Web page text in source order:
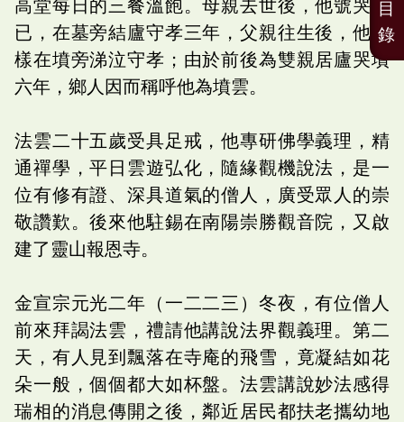
高堂每日的三餐溫飽。母親去世後，他號哭不
已，在墓旁結廬守孝三年，父親往生後，他同
樣在墳旁涕泣守孝；由於前後為雙親居廬哭墳
六年，鄉人因而稱呼他為墳雲。
法雲二十五歲受具足戒，他專研佛學義理，精
通禪學，平日雲遊弘化，隨緣觀機說法，是一
位有修有證、深具道氣的僧人，廣受眾人的崇
敬讚歎。後來他駐錫在南陽崇勝觀音院，又啟
建了靈山報恩寺。
金宣宗元光二年（一二二三）冬夜，有位僧人
前來拜謁法雲，禮請他講說法界觀義理。第二
天，有人見到飄落在寺庵的飛雪，竟凝結如花
朵一般，個個都大如杯盤。法雲講說妙法感得
瑞相的消息傳開之後，鄰近居民都扶老攜幼地
目
錄